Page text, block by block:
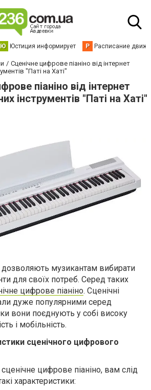
Ю Юстиция информирует Р Расписание
Сценічне цифрове піаніно від інтернет
"Паті на Хаті"
піаніно від інтернет
інструментів "Паті на Хаті"
дозволяють музикантам вибирати
для своїх потреб. Серед таких
цифрове піаніно. Сценічні
дуже популярними серед
вони поєднують у собі високу
і мобільність.
сценічного цифрового
цифрове піаніно, вам слід
характеристики: